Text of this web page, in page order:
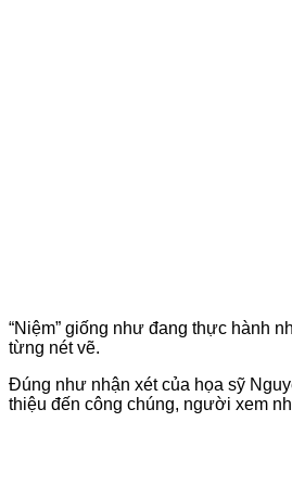
“Niệm” giống như đang thực hành
từng nét vẽ.
Đúng như nhận xét của họa sỹ
thiệu đến công chúng, người xem